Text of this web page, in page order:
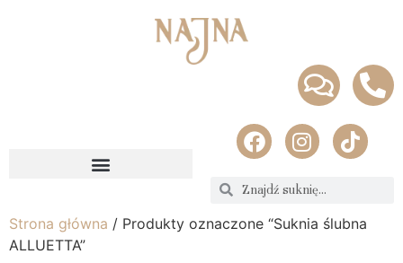
Strona główna / Produkty oznaczone “Suknia ślubna
ALLUETTA”